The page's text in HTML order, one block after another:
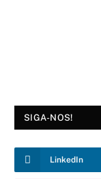
SIGA-NOS!
LinkedIn